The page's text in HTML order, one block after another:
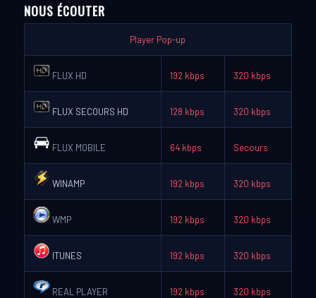
NOUS ÉCOUTER
Player Pop-up
FLUX HD 192 kbps 320 kbps
FLUX SECOURS HD 128 kbps 320 kbps
FLUX MOBILE 64 kbps Secours
WINAMP 192 kbps 320 kbps
WMP 192 kbps 320 kbps
ITUNES 192 kbps 320 kbps
REAL PLAYER 192 kbps 320 kbps